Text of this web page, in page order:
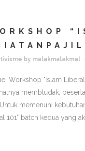
by malakmalakmal
Workshop "Islam
membludak,
memenuhi
101" batch kedua yang